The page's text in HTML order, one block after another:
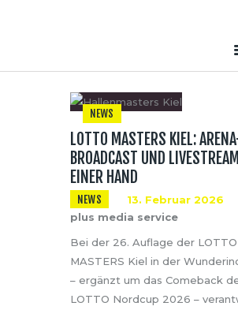
HOME
NEWS
AVT EVENTS
ÜBER AVT
KONTAKT
NEWS
LOTTO MASTERS KIEL:
BROADCAST UND
EINER HAND
NEWS 13. Februar 2026
plus media service
Bei der 26. Auflage der LOTTO
MASTERS Kiel in der
– ergänzt um das Comeback
LOTTO Nordcup 2026 –